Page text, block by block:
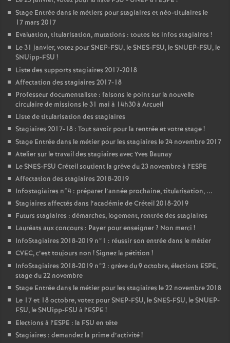
Stage Entrée dans le métiers pour stagiaires et néo-titulaires le
17 mars 2017
Evaluation, titularisation, mutations : toutes les infos stagiaires !
Le 31 janvier, votez pourSNEP-FSU, leSNES-FSU, leSNUEP-FSU, le
SNUipp-FSU !
Liste des supports stagiaires 2017-2018
Affectation des stagiaires 2017-18
Professeur documentaliste : faisons le point sur la nouvelle
circulaire de missions le 31 mai à 14h30 à Arcueil
Liste de titularisation des stagiaires
Stagiaires 2017-18 : Tout savoir pour la rentrée et votre stage!
Stage Entrée dans le métier pour les stagiaires le 24 novembre 2017
Atelier sur le travail des stagiaires avec Yves Baunay
LeSNES-FSU Créteil soutient la grève du 23 novembre à l’ESPE
Affectation des stagiaires 2018-2019
Infostagiaires n°4 : préparer l’année prochaine, titularisation, ...
Stagiaires affectés dans l’académie de Créteil 2018-2019
Futurs stagiaires : démarches, logement, rentrée des stagiaires
Lauréats aux concours : Payer pour enseigner? Non merci !
InfoStagiaires 2018-2019 n°1 : réussir son entrée dans le métier
CVEC, c’est toujours non ! Signez la pétition !
InfoStagiaires 2018-2019 n°2 : grève du 9 octobre, élections ESPE,
stage du 22 novembre
Stage Entrée dans le métier pour les stagiaires le 22 novembre 2018
Le 17 et 18 octobre, votez pourSNEP-FSU, leSNES-FSU, leSNUEP-
FSU, le SNUipp-FSU à l’ESPE !
Elections à l’ESPE : la FSU en tête
Stagiaires : demandez la prime d’activité!